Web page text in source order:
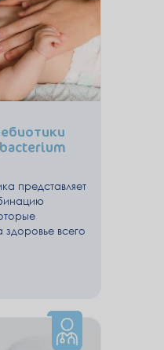
представляет
здоровье всего